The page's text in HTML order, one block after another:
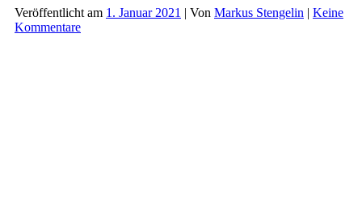
der
Maya
Veröffentlicht am 1. Januar 2021 | Von Markus Stengelin | Keine
Kommentare